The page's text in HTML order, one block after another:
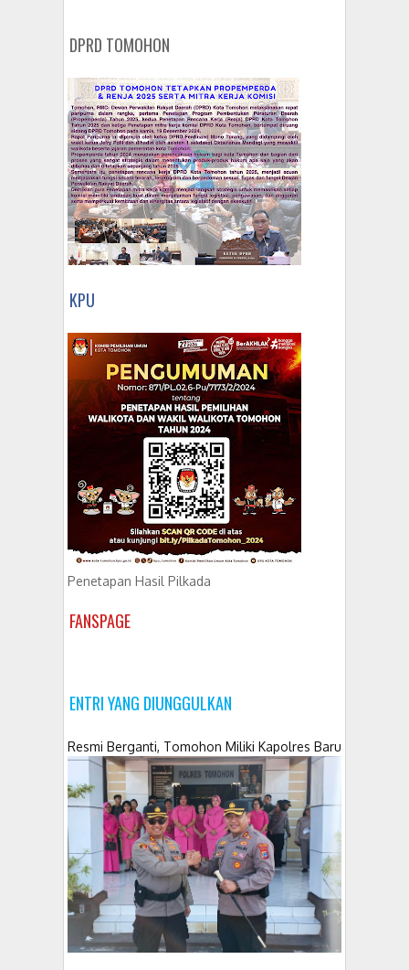
DPRD TOMOHON
KPU
Penetapan Hasil Pilkada
FANSPAGE
ENTRI YANG DIUNGGULKAN
Resmi Berganti, Tomohon Miliki Kapolres Baru